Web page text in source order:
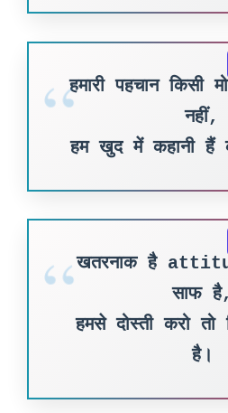
हमारी पहचान किसी
नहीं,
हम खुद में कहानी हैं
खतरनाक है
साफ है,
हमसे दोस्ती करो तो
है।